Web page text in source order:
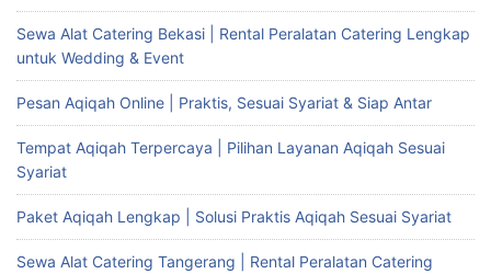
Sewa Alat Catering Bekasi | Rental Peralatan Catering Lengkap
untuk Wedding & Event
Pesan Aqiqah Online | Praktis, Sesuai Syariat & Siap Antar
Tempat Aqiqah Terpercaya | Pilihan Layanan Aqiqah Sesuai
Syariat
Paket Aqiqah Lengkap | Solusi Praktis Aqiqah Sesuai Syariat
Sewa Alat Catering Tangerang | Rental Peralatan Catering